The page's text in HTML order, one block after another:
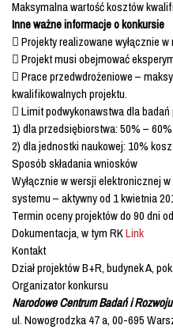
Maksymalna wartość kosztów
Inne ważne informacje o konkursie
 Projekty realizowane wyłącznie
 Projekt musi obejmować
 Prace przedwdrożeniowe –
kwalifikowalnych projektu.
 Limit podwykonawstwa dla
1) dla przedsiębiorstwa: 50% –
2) dla jednostki naukowej: 10%
Sposób składania wniosków
Wyłącznie w wersji elektronicznej
systemu – aktywny od 1 kwietnia
Termin oceny projektów do 90 dni
Dokumentacja, w tym RKLink
Kontakt
Dział projektów B+R, budynek A,
Organizator konkursu
Narodowe Centrum Badań i Rozwoju
ul. Nowogrodzka 47 a, 00-695